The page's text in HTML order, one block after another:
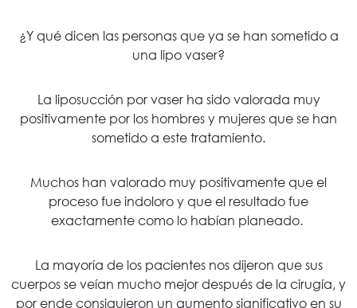
¿Y qué dicen las personas que ya se han sometido a
una lipo vaser?
La liposucción por vaser ha sido valorada muy
positivamente por los hombres y mujeres que se han
sometido a este tratamiento.
Muchos han valorado muy positivamente que el
proceso fue indoloro y que el resultado fue
exactamente como lo habían planeado.
La mayoría de los pacientes nos dijeron que sus
cuerpos se veían mucho mejor después de la cirugía, y
por ende consiguieron un aumento significativo en su